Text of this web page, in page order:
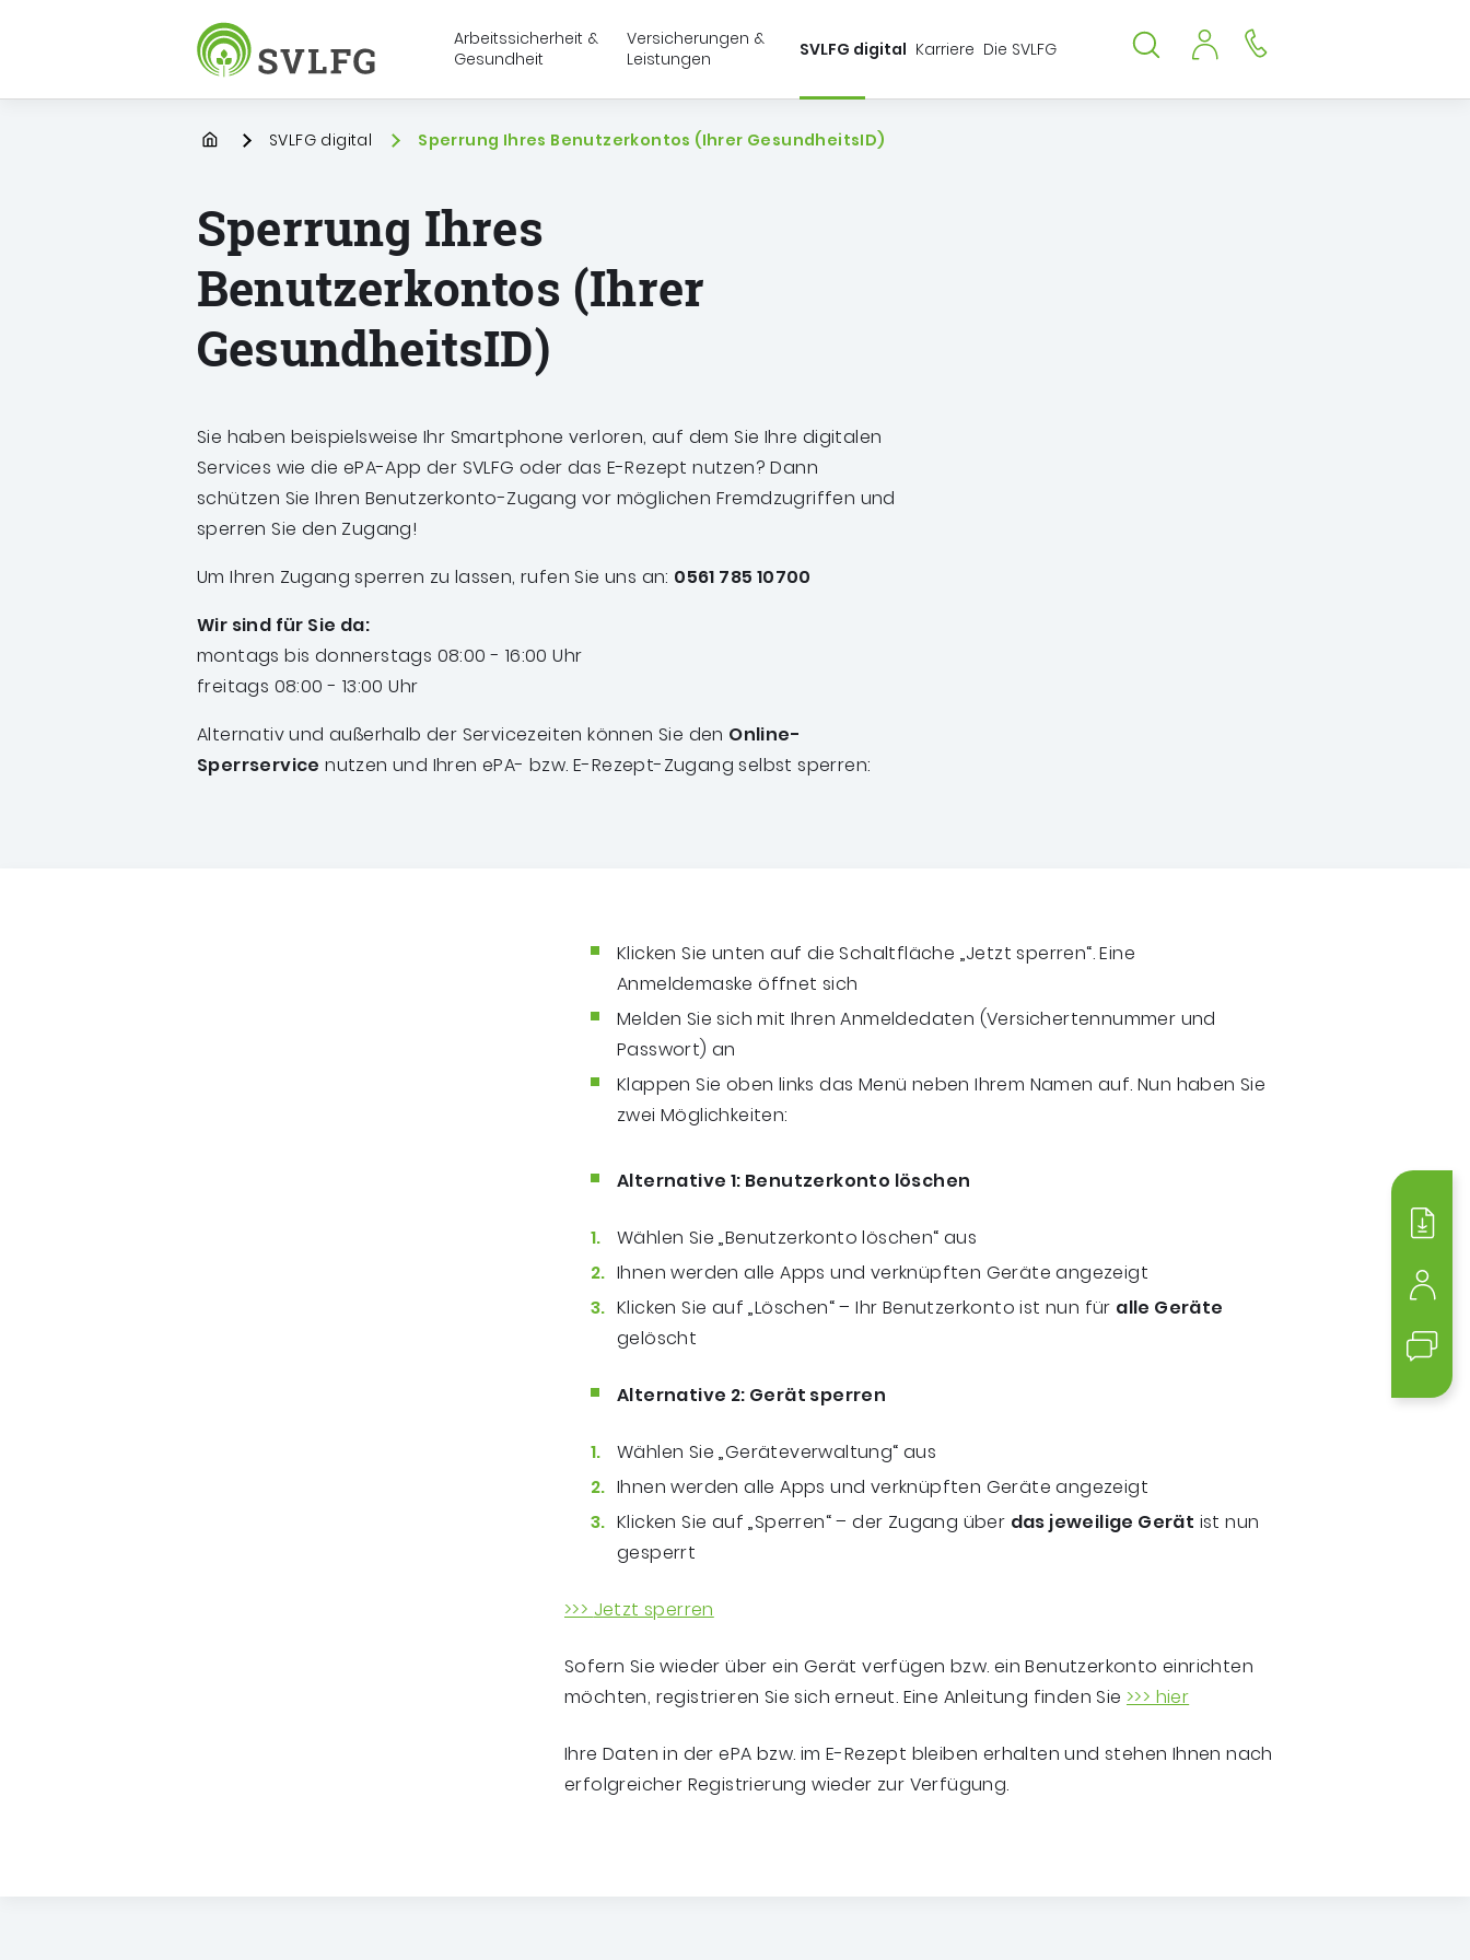
Springe zu:Inhalt
Springe zu:Suche
Springe zu:Hauptmenü
Sozialversicherung für Landwirtschaft, Forsten und Gartenbau (SVLFG)
Arbeitssicherheit &
Gesundheit
Versicherungen &
Leistungen
SVLFG digital Karriere Die SVLFG Suche öffnen
Suche schließen
StartpageSVLFG digital Sie befinden sich hier
Sperrung Ihres Benutzerkontos (Ihrer GesundheitsID)
Sperrung Ihres
Benutzerkontos (Ihrer
GesundheitsID)
Sie haben beispielsweise Ihr Smartphone verloren, auf dem Sie Ihre digitalen
Services wie die ePA-App der SVLFG oder das E-Rezept nutzen? Dann
schützen Sie Ihren Benutzerkonto-Zugang vor möglichen Fremdzugriffen und
sperren Sie den Zugang!
Um Ihren Zugang sperren zu lassen, rufen Sie uns an: 0561 785 10700
Wir sind für Sie da:
montags bis donnerstags 08:00 - 16:00 Uhr
freitags 08:00 - 13:00 Uhr
Alternativ und außerhalb der Servicezeiten können Sie den Online-
Sperrservice nutzen und Ihren ePA- bzw. E-Rezept-Zugang selbst sperren:
Klicken Sie unten auf die Schaltfläche „Jetzt sperren“. Eine
Anmeldemaske öffnet sich
Melden Sie sich mit Ihren Anmeldedaten (Versichertennummer und
Passwort) an
Klappen Sie oben links das Menü neben Ihrem Namen auf. Nun haben Sie
zwei Möglichkeiten:
Alternative 1: Benutzerkonto löschen
Wählen Sie „Benutzerkonto löschen“ aus
Ihnen werden alle Apps und verknüpften Geräte angezeigt
Klicken Sie auf „Löschen“ – Ihr Benutzerkonto ist nun für alle Geräte
gelöscht
Alternative 2: Gerät sperren
Wählen Sie „Geräteverwaltung“ aus
Ihnen werden alle Apps und verknüpften Geräte angezeigt
Klicken Sie auf „Sperren“ – der Zugang über das jeweilige Gerät ist nun
gesperrt
>>> Jetzt sperren
Sofern Sie wieder über ein Gerät verfügen bzw. ein Benutzerkonto einrichten
möchten, registrieren Sie sich erneut. Eine Anleitung finden Sie >>> hier
Ihre Daten in der ePA bzw. im E-Rezept bleiben erhalten und stehen Ihnen nach
erfolgreicher Registrierung wieder zur Verfügung.